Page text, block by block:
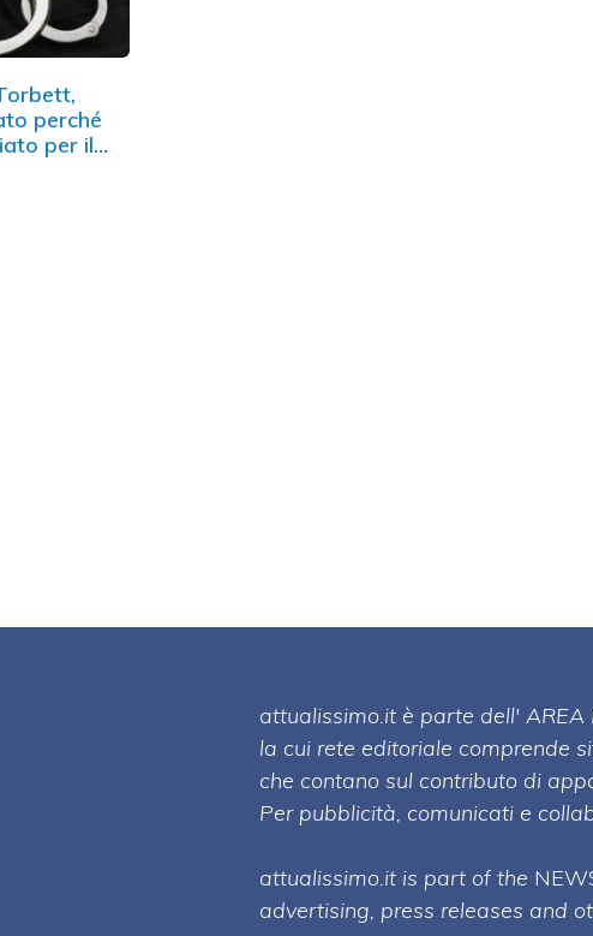
perché
per il…
attualissimo.it è parte dell' AREA
la cui rete editoriale comprende
che contano sul contributo di
Per pubblicità, comunicati e
attualissimo.it is part of the
advertising, press releases and